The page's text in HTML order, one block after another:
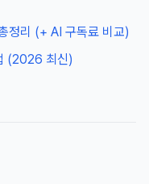
정리 (+ AI 구독료 비교)
(2026 최신)